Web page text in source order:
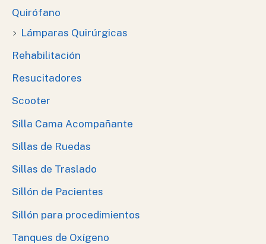
Quirófano
Lámparas Quirúrgicas
Rehabilitación
Resucitadores
Scooter
Silla Cama Acompañante
Sillas de Ruedas
Sillas de Traslado
Sillón de Pacientes
Sillón para procedimientos
Tanques de Oxígeno